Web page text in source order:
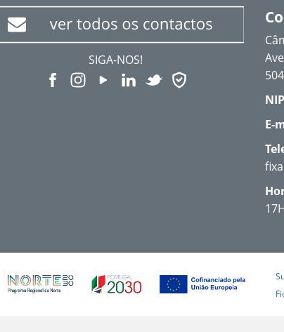
SIGA-NOS!
E-